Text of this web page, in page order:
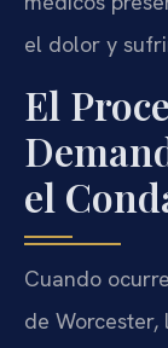
el dolor y
El
el
Cuando
de